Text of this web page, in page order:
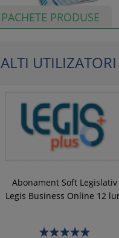
PACHETE PRODUSE
ALTI
Abonament Soft Legislativ
Legis Business Online 12